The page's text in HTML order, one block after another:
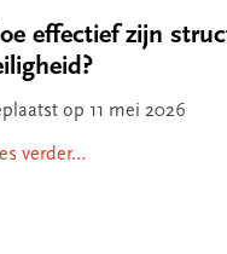
effectief zijn
op 11 mei 2026
verder…